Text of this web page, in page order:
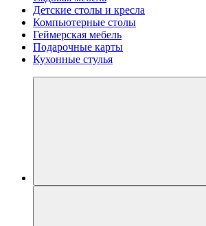
Детские столы и кресла
Компьютерные столы
Геймерская мебель
Подарочные карты
Кухонные стулья